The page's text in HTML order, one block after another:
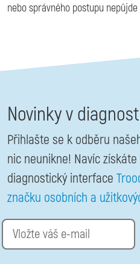
nebo správného postupu
Novinky v
Přihlašte se k odběru
nic neunikne! Navíc získáte
diagnostický interface
značku osobních a
Email